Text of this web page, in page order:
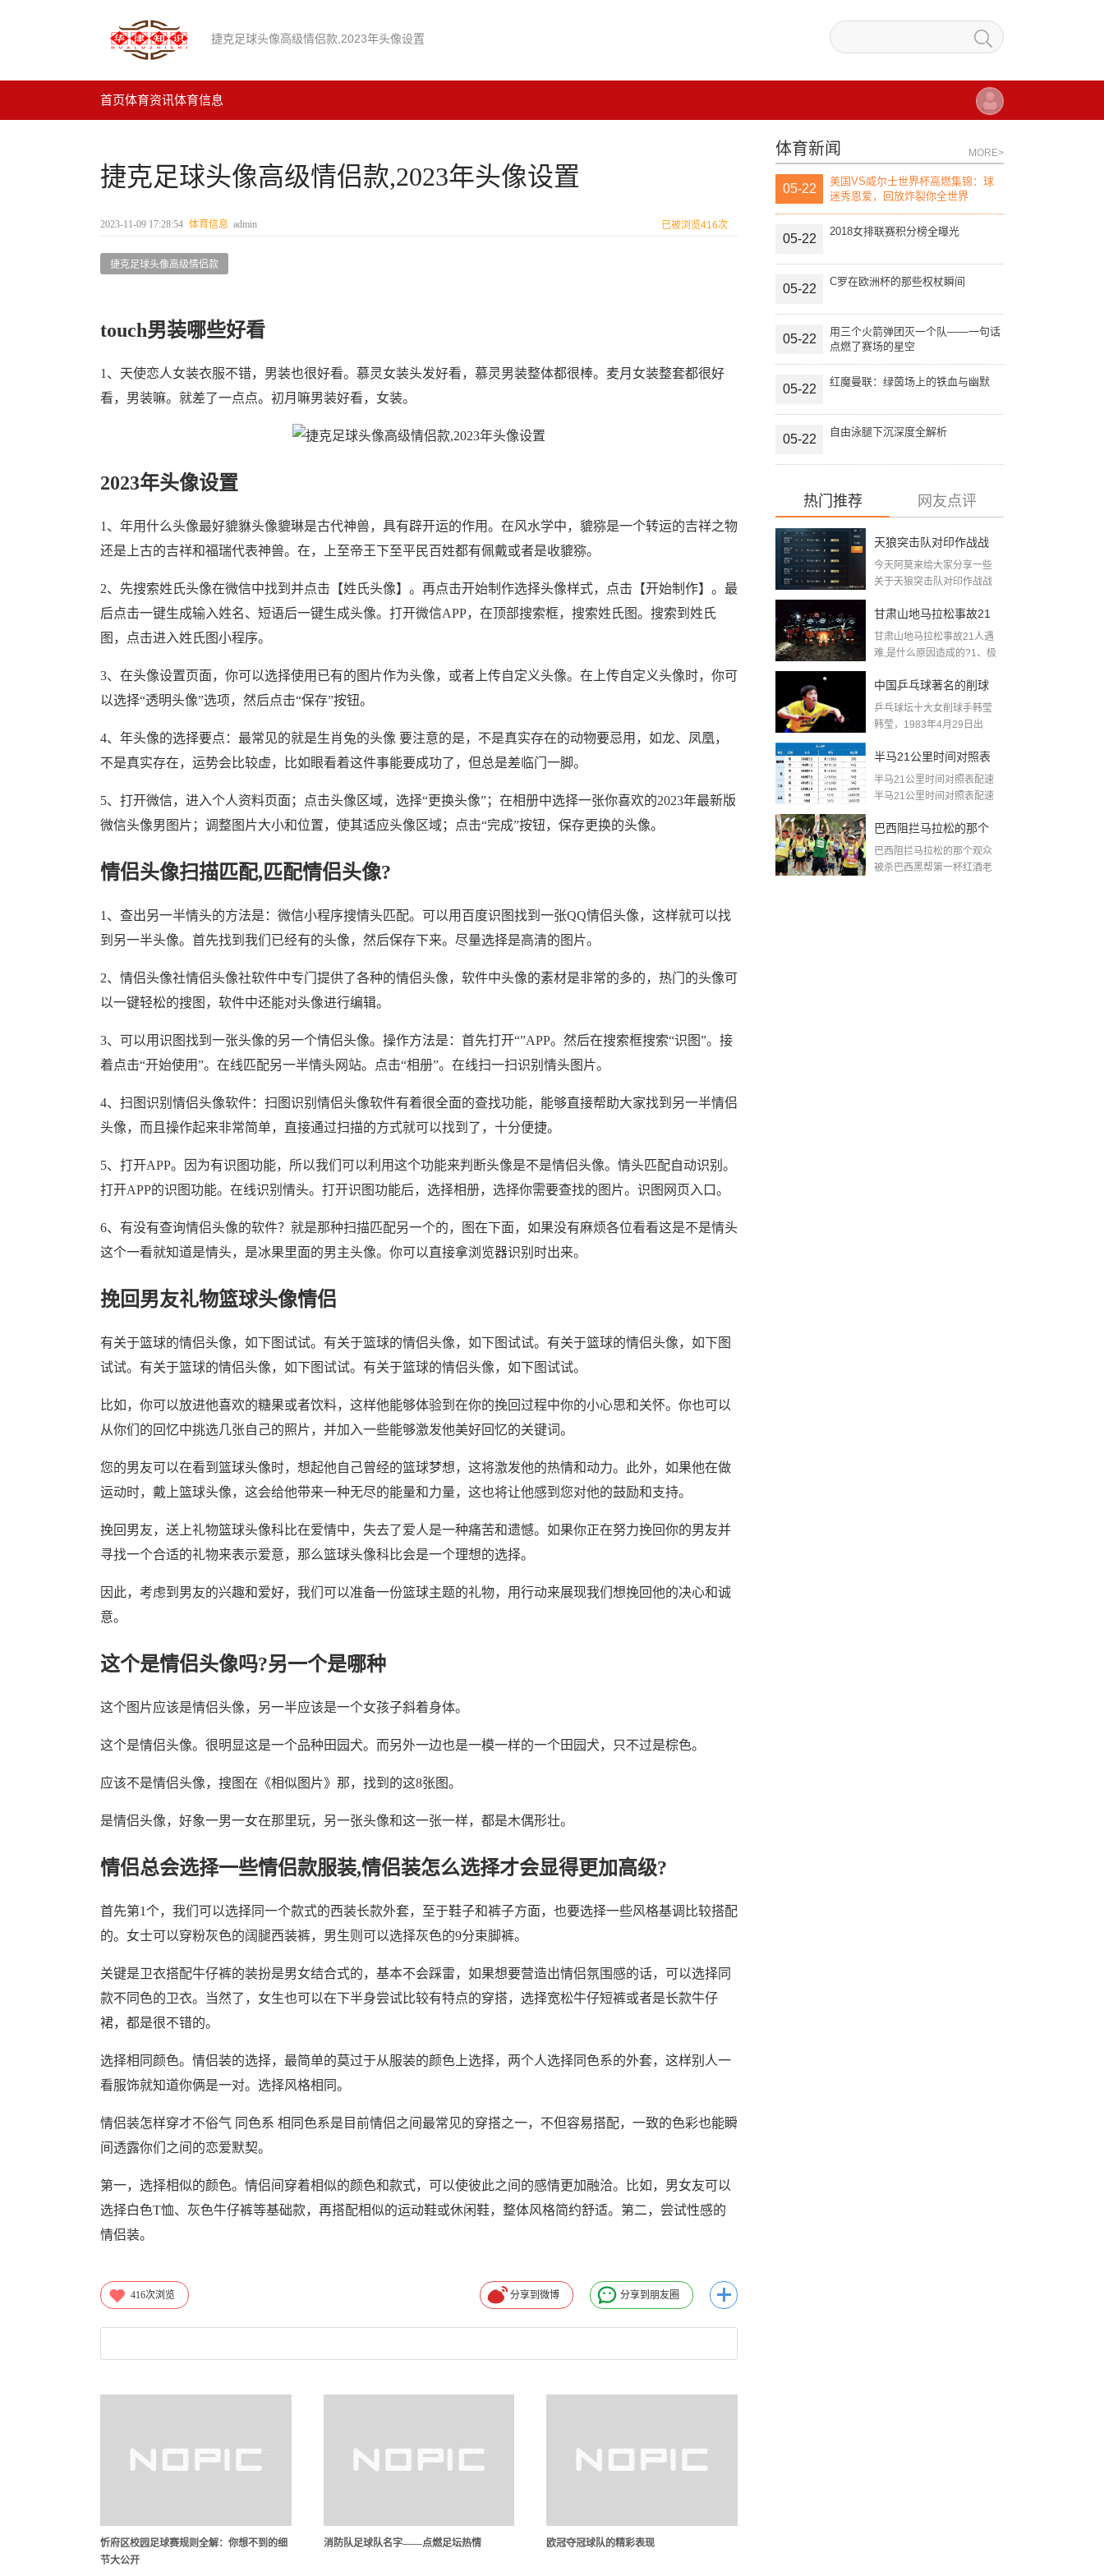
捷克足球头像高级情侣款,2023年头像设置
首页体育资讯体育信息
捷克足球头像高级情侣款,2023年头像设置
2023-11-09 17:28:54 体育信息 admin 已被浏览416次
捷克足球头像高级情侣款
touch男装哪些好看
1、天使恋人女装衣服不错，男装也很好看。慕灵女装头发好看，慕灵男装整体都很棒。麦月女装整套都很好
看，男装嘛。就差了一点点。初月嘛男装好看，女装。
2023年头像设置
1、年用什么头像最好貔貅头像貔琳是古代神兽，具有辟开运的作用。在风水学中，貔猕是一个转运的吉祥之物
还是上古的吉祥和福瑞代表神兽。在，上至帝王下至平民百姓都有佩戴或者是收貔猕。
2、先搜索姓氏头像在微信中找到并点击【姓氏头像】。再点击开始制作选择头像样式，点击【开始制作】。最
后点击一键生成输入姓名、短语后一键生成头像。打开微信APP，在顶部搜索框，搜索姓氏图。搜索到姓氏
图，点击进入姓氏图小程序。
3、在头像设置页面，你可以选择使用已有的图片作为头像，或者上传自定义头像。在上传自定义头像时，你可
以选择“透明头像”选项，然后点击“保存”按钮。
4、年头像的选择要点：最常见的就是生肖兔的头像 要注意的是，不是真实存在的动物要忌用，如龙、凤凰，
不是真实存在，运势会比较虚，比如眼看着这件事能要成功了，但总是差临门一脚。
5、打开微信，进入个人资料页面；点击头像区域，选择“更换头像”；在相册中选择一张你喜欢的2023年最新版
微信头像男图片；调整图片大小和位置，使其适应头像区域；点击“完成”按钮，保存更换的头像。
情侣头像扫描匹配,匹配情侣头像?
1、查出另一半情头的方法是：微信小程序搜情头匹配。可以用百度识图找到一张QQ情侣头像，这样就可以找
到另一半头像。首先找到我们已经有的头像，然后保存下来。尽量选择是高清的图片。
2、情侣头像社情侣头像社软件中专门提供了各种的情侣头像，软件中头像的素材是非常的多的，热门的头像可
以一键轻松的搜图，软件中还能对头像进行编辑。
3、可以用识图找到一张头像的另一个情侣头像。操作方法是：首先打开“”APP。然后在搜索框搜索“识图”。接
着点击“开始使用”。在线匹配另一半情头网站。点击“相册”。在线扫一扫识别情头图片。
4、扫图识别情侣头像软件：扫图识别情侣头像软件有着很全面的查找功能，能够直接帮助大家找到另一半情侣
头像，而且操作起来非常简单，直接通过扫描的方式就可以找到了，十分便捷。
5、打开APP。因为有识图功能，所以我们可以利用这个功能来判断头像是不是情侣头像。情头匹配自动识别。
打开APP的识图功能。在线识别情头。打开识图功能后，选择相册，选择你需要查找的图片。识图网页入口。
6、有没有查询情侣头像的软件？就是那种扫描匹配另一个的，图在下面，如果没有麻烦各位看看这是不是情头
这个一看就知道是情头，是冰果里面的男主头像。你可以直接拿浏览器识别时出来。
挽回男友礼物篮球头像情侣
有关于篮球的情侣头像，如下图试试。有关于篮球的情侣头像，如下图试试。有关于篮球的情侣头像，如下图
试试。有关于篮球的情侣头像，如下图试试。有关于篮球的情侣头像，如下图试试。
比如，你可以放进他喜欢的糖果或者饮料，这样他能够体验到在你的挽回过程中你的小心思和关怀。你也可以
从你们的回忆中挑选几张自己的照片，并加入一些能够激发他美好回忆的关键词。
您的男友可以在看到篮球头像时，想起他自己曾经的篮球梦想，这将激发他的热情和动力。此外，如果他在做
运动时，戴上篮球头像，这会给他带来一种无尽的能量和力量，这也将让他感到您对他的鼓励和支持。
挽回男友，送上礼物篮球头像科比在爱情中，失去了爱人是一种痛苦和遗憾。如果你正在努力挽回你的男友并
寻找一个合适的礼物来表示爱意，那么篮球头像科比会是一个理想的选择。
因此，考虑到男友的兴趣和爱好，我们可以准备一份篮球主题的礼物，用行动来展现我们想挽回他的决心和诚
意。
这个是情侣头像吗?另一个是哪种
这个图片应该是情侣头像，另一半应该是一个女孩子斜着身体。
这个是情侣头像。很明显这是一个品种田园犬。而另外一边也是一模一样的一个田园犬，只不过是棕色。
应该不是情侣头像，搜图在《相似图片》那，找到的这8张图。
是情侣头像，好象一男一女在那里玩，另一张头像和这一张一样，都是木偶形壮。
情侣总会选择一些情侣款服装,情侣装怎么选择才会显得更加高级?
首先第1个，我们可以选择同一个款式的西装长款外套，至于鞋子和裤子方面，也要选择一些风格基调比较搭配
的。女士可以穿粉灰色的阔腿西装裤，男生则可以选择灰色的9分束脚裤。
关键是卫衣搭配牛仔裤的装扮是男女结合式的，基本不会踩雷，如果想要营造出情侣氛围感的话，可以选择同
款不同色的卫衣。当然了，女生也可以在下半身尝试比较有特点的穿搭，选择宽松牛仔短裤或者是长款牛仔
裙，都是很不错的。
选择相同颜色。情侣装的选择，最简单的莫过于从服装的颜色上选择，两个人选择同色系的外套，这样别人一
看服饰就知道你俩是一对。选择风格相同。
情侣装怎样穿才不俗气 同色系 相同色系是目前情侣之间最常见的穿搭之一，不但容易搭配，一致的色彩也能瞬
间透露你们之间的恋爱默契。
第一，选择相似的颜色。情侣间穿着相似的颜色和款式，可以使彼此之间的感情更加融洽。比如，男女友可以
选择白色T恤、灰色牛仔裤等基础款，再搭配相似的运动鞋或休闲鞋，整体风格简约舒适。第二，尝试性感的
情侣装。
416次浏览 分享到微博 分享到朋友圈
忻府区校园足球赛规则全解：你想不到的细
节大公开
消防队足球队名字——点燃足坛热情 欧冠夺冠球队的精彩表现
体育新闻 MORE>
05-22
美国VS威尔士世界杯高燃集锦：球
迷秀恩爱，回放炸裂你全世界
05-22
2018女排联赛积分榜全曝光
05-22
C罗在欧洲杯的那些权杖瞬间
05-22
用三个火箭弹团灭一个队——一句话
点燃了赛场的星空
05-22
红魔曼联：绿茵场上的铁血与幽默
05-22
自由泳腿下沉深度全解析
热门推荐 网友点评
天狼突击队对印作战战
绩2020年11月天狼斩首
披露伤亡情况
今天阿莫来给大家分享一些
关于天狼突击队对印作战战
甘肃山地马拉松事故21
人遇难,是什么原因造成
集合)
甘肃山地马拉松事故21人遇
难,是什么原因造成的?1、极
中国乒乓球著名的削球
手,斯洛伐克乒乓球选手
乒乓球坛十大女削球手韩莹
韩莹，1983年4月29日出
半马21公里时间对照表
配速(半程马拉松完赛配
半马21公里时间对照表配速
半马21公里时间对照表配速
巴西阻拦马拉松的那个
观众被杀(马拉松第一名
巴西阻拦马拉松的那个观众
被杀巴西黑帮第一杯红酒老